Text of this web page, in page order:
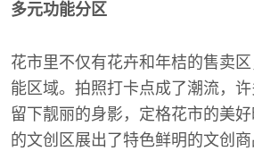
多元功能分区
花市里不仅有花卉和年桔的售卖
能区域。拍照打卡点成了潮流，
留下靓丽的身影，定格花市的美好
的文创区展出了特色鲜明的文创